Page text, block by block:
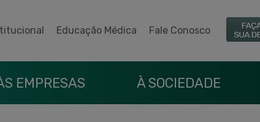
Educação Médica Fale Conosco
EMPRESAS À SOCIEDADE